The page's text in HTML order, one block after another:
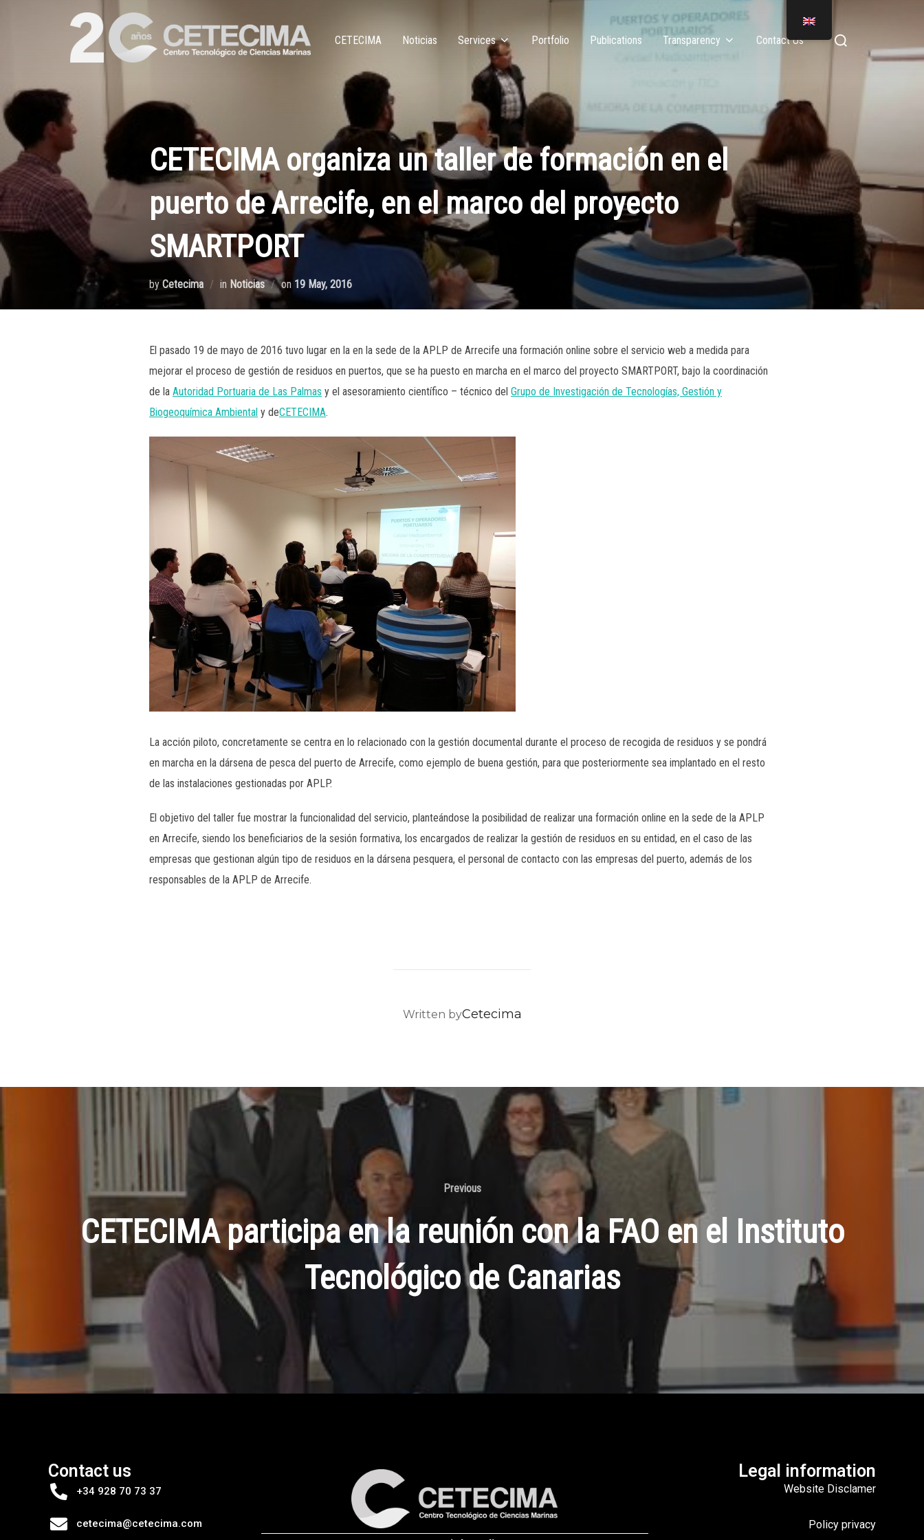
CETECIMA Noticias Services Portfolio Publications Transparency Contact Us
CETECIMA organiza un taller de formación en el
puerto de Arrecife, en el marco del proyecto
SMARTPORT
by Cetecima in Noticias on 19 May, 2016
El pasado 19 de mayo de 2016 tuvo lugar en la en la sede de la APLP de Arrecife una formación online sobre el servicio web a medida para
mejorar el proceso de gestión de residuos en puertos, que se ha puesto en marcha en el marco del proyecto SMARTPORT, bajo la coordinación
de la Autoridad Portuaria de Las Palmas y el asesoramiento científico – técnico del Grupo de Investigación de Tecnologías, Gestión y
Biogeoquímica Ambiental y deCETECIMA.
La acción piloto, concretamente se centra en lo relacionado con la gestión documental durante el proceso de recogida de residuos y se pondrá
en marcha en la dársena de pesca del puerto de Arrecife, como ejemplo de buena gestión, para que posteriormente sea implantado en el resto
de las instalaciones gestionadas por APLP.
El objetivo del taller fue mostrar la funcionalidad del servicio, planteándose la posibilidad de realizar una formación online en la sede de la APLP
en Arrecife, siendo los beneficiarios de la sesión formativa, los encargados de realizar la gestión de residuos en su entidad, en el caso de las
empresas que gestionan algún tipo de residuos en la dársena pesquera, el personal de contacto con las empresas del puerto, además de los
responsables de la APLP de Arrecife.
POST AUTHOR
Written byCetecima
Previous
CETECIMA participa en la reunión con la FAO en el Instituto
Tecnológico de Canarias
Contact us
+34 928 70 73 37
cetecima@cetecima.com
Legal information
Website Disclamer
Policy privacy